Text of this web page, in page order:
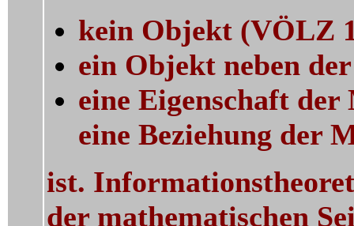
kein Objekt (VÖLZ
ein Objekt neben
eine Eigenschaft
eine Beziehung der
ist.
der mathematischen